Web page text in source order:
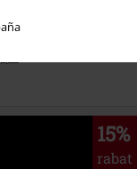
15%
rabat